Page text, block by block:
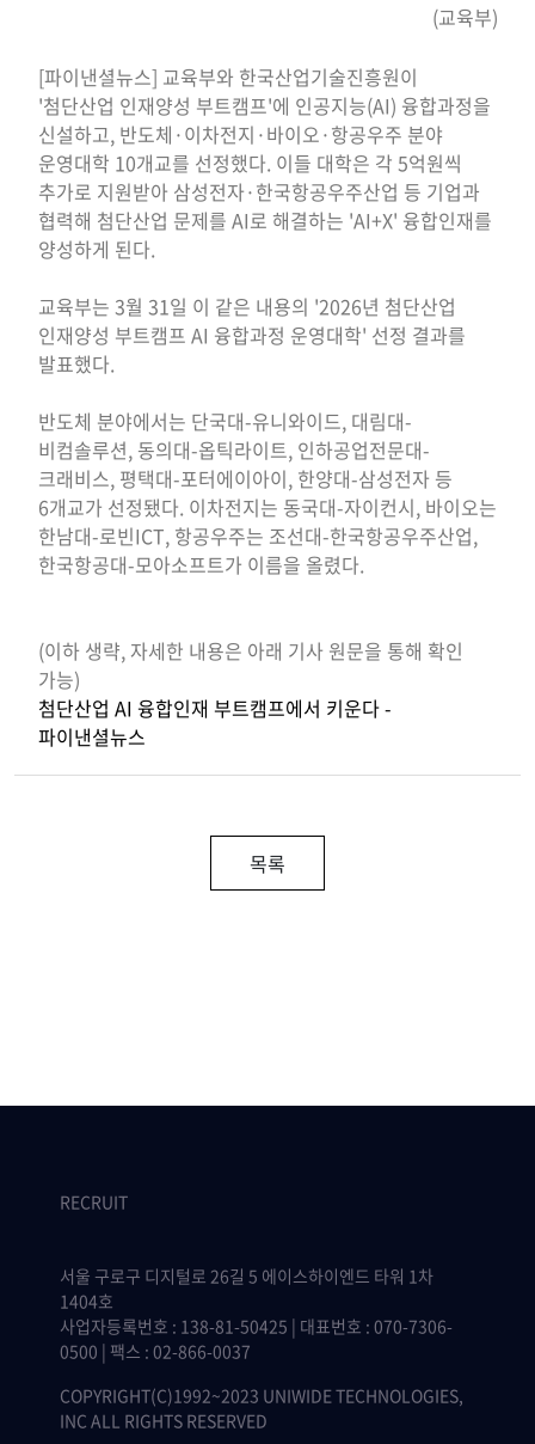
(교육부)
[파이낸셜뉴스] 교육부와 한국산업기술진흥원이
'첨단산업 인재양성 부트캠프'에 인공지능(AI) 융합과정을
신설하고, 반도체·이차전지·바이오·항공우주 분야
운영대학 10개교를 선정했다. 이들 대학은 각 5억원씩
추가로 지원받아 삼성전자·한국항공우주산업 등 기업과
협력해 첨단산업 문제를 AI로 해결하는 'AI+X' 융합인재를
양성하게 된다.
교육부는 3월 31일 이 같은 내용의 '2026년 첨단산업
인재양성 부트캠프 AI 융합과정 운영대학' 선정 결과를
발표했다.
반도체 분야에서는 단국대-유니와이드, 대림대-
비컴솔루션, 동의대-옵틱라이트, 인하공업전문대-
크래비스, 평택대-포터에이아이, 한양대-삼성전자 등
6개교가 선정됐다. 이차전지는 동국대-자이컨시, 바이오는
한남대-로빈ICT, 항공우주는 조선대-한국항공우주산업,
한국항공대-모아소프트가 이름을 올렸다.
(이하 생략, 자세한 내용은 아래 기사 원문을 통해 확인
가능)
첨단산업 AI 융합인재 부트캠프에서 키운다 -
파이낸셜뉴스
목록
RECRUIT
서울 구로구 디지털로 26길 5 에이스하이엔드 타워 1차
1404호
사업자등록번호 : 138-81-50425 | 대표번호 : 070-7306-
0500 | 팩스 : 02-866-0037
COPYRIGHT(C)1992~2023 UNIWIDE TECHNOLOGIES,
INC ALL RIGHTS RESERVED